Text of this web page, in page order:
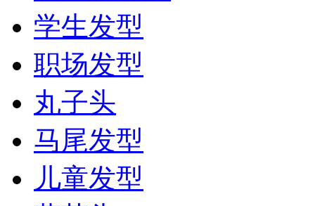
学生发型
职场发型
丸子头
马尾发型
儿童发型